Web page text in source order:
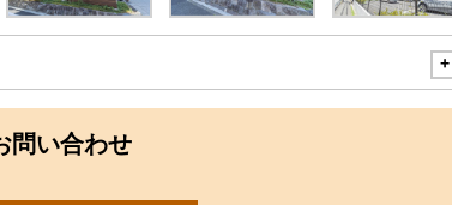
問い合わせ